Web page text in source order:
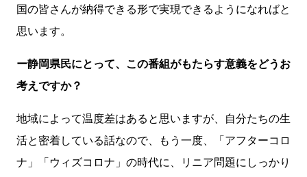
国の皆さんが納得できる形で実現できるようになればと
思います。
ー静岡県民にとって、この番組がもたらす意義をどうお
考えですか？
地域によって温度差はあると思いますが、自分たちの生
活と密着している話なので、もう一度、「アフターコロ
ナ」「ウィズコロナ」の時代に、リニア問題にしっかり